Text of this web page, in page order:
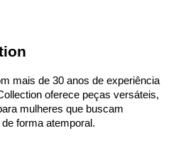
mais de 30 anos de experiência
oferece peças versáteis,
mulheres que buscam
forma atemporal.